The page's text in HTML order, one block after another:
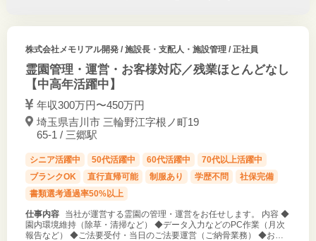
株式会社メモリアル開発/ 施設長・支配人・施設管理 / 正社員
霊園管理・運営・お客様対応／残業ほとんどなし
【中高年活躍中】
年収300万円〜450万円
埼玉県吉川市 三輪野江字根ノ町19
65-1 / 三郷駅
シニア活躍中 50代活躍中 60代活躍中
70代以上活躍中
ブランクOK
直行直帰可能 制服あり 学歴不問
社保完備
書類選考通過率50%以上
仕事内容
当社が運営する霊園の管理・運営をお任せします。 内容 ◆
園内環境維持（除草・清掃など） ◆データ入力などのPC作業（月次
報告など） ◆ご法要受付・当日のご法要運営（ご納骨業務） ◆お客